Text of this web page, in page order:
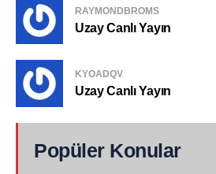
RAYMONDBROMS
Uzay Canlı Yayın
KYOADQV
Uzay Canlı Yayın
Popüler Konular